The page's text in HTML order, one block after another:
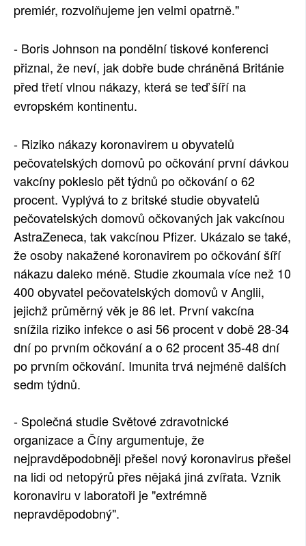
premiér, rozvolňujeme jen velmi opatrně."
- Boris Johnson na pondělní tiskové konferenci
přiznal, že neví, jak dobře bude chráněná Británie
před třetí vlnou nákazy, která se teď šíří na
evropském kontinentu.
- Riziko nákazy koronavirem u obyvatelů
pečovatelských domovů po očkování první dávkou
vakcíny pokleslo pět týdnů po očkování o 62
procent. Vyplývá to z britské studie obyvatelů
pečovatelských domovů očkovaných jak vakcínou
AstraZeneca, tak vakcínou Pfizer. Ukázalo se také,
že osoby nakažené koronavirem po očkování šíří
nákazu daleko méně. Studie zkoumala více než 10
400 obyvatel pečovatelských domovů v Anglii,
jejichž průměrný věk je 86 let. První vakcína
snížila riziko infekce o asi 56 procent v době 28-34
dní po prvním očkování a o 62 procent 35-48 dní
po prvním očkování. Imunita trvá nejméně dalších
sedm týdnů.
- Společná studie Světové zdravotnické
organizace a Číny argumentuje, že
nejpravděpodobněji přešel nový koronavirus přešel
na lidi od netopýrů přes nějaká jiná zvířata. Vznik
koronaviru v laboratoři je "extrémně
nepravděpodobný".